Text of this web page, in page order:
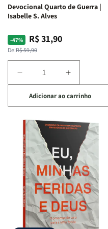
Devocional Quarto de Guerra |
Isabelle S. Alves
-47%
Preço
normal
De:R$ 59,90
Preço
promocional
R$ 31,90
Diminuir
a
quantidade
de
Devocional
Quarto
de
Guerra
Isabelle
S.
Alves
Aumentar
a
quantidade
de
Devocional
Quarto
Guerra
Isabelle
S.
Alves
Adicionar ao carrinho